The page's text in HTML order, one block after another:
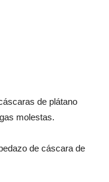
de plátano
molestas.
de cáscara de